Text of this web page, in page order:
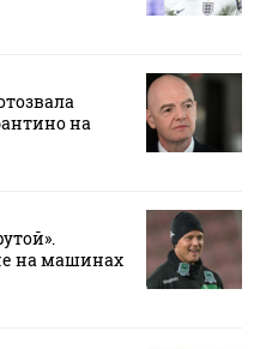
на
на машинах